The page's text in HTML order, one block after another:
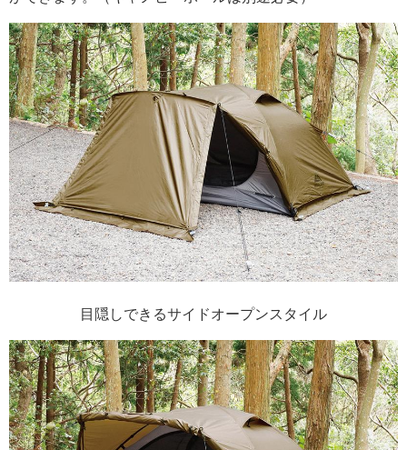
目隠しできるサイドオープンスタイル